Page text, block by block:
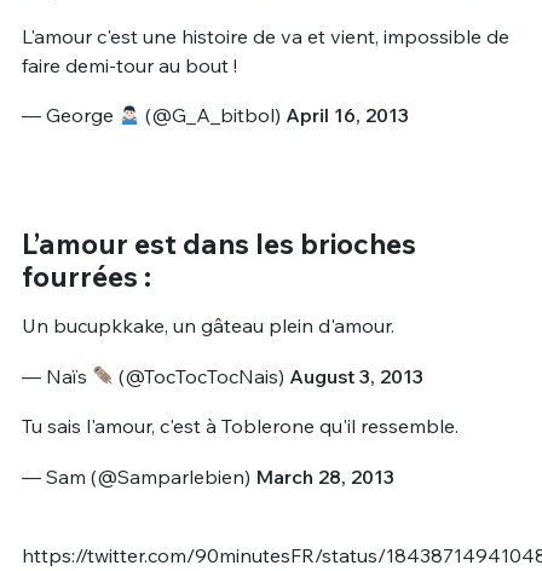
L'amour c'est une histoire de va et vient, impossible de
faire demi-tour au bout !
— George (@G_A_bitbol) April 16, 2013
L’amour est dans les brioches
fourrées :
Un bucupkkake, un gâteau plein d'amour.
— Naïs (@TocTocTocNais) August 3, 2013
Tu sais l'amour, c'est à Toblerone qu'il ressemble.
— Sam (@Samparlebien) March 28, 2013
https://twitter.com/90minutesFR/status/